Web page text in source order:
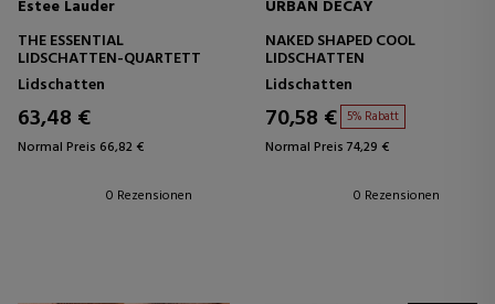
Estee Lauder
THE ESSENTIAL
LIDSCHATTEN-QUARTETT
Lidschatten
63,48 €
Normal Preis 66,82 €
0 Rezensionen
URBAN DECAY
NAKED SHAPED COOL
LIDSCHATTEN
Lidschatten
70,58 € 5% Rabatt
Normal Preis 74,29 €
0 Rezensionen